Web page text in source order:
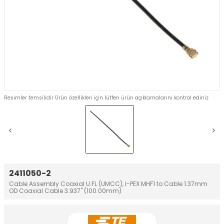
2411050-2
Cable Assembly Coaxial U.FL (UMCC), I-PEX MHF1 to Cable 1.37mm
OD Coaxial Cable 3.937" (100.00mm)
Resimler temsilidir Ürün özellikleri için lütfen ürün açıklamalarını kontrol ediniz